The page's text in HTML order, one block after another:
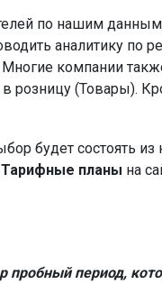
по нашим
аналитику по
Многие компании
розницу (Товары).
будет состоять
планы на
пробный период,